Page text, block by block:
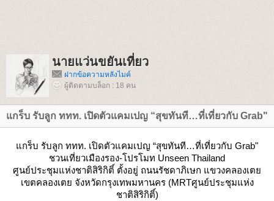
นายแว่นขยันเที่ยว
ฝากข้อความหลังไมค์
ผู้ติดตามบล็อก : 18 คน
กร็บ รับลูก ททท. เปิดตัวแคมเปญ “สุขทันที…ที่เที่ยวกับ Grab"
กร็บ รับลูก ททท. เปิดตัวแคมเปญ “สุขทันที…ที่เที่ยวกับ Grab"
ชวนเที่ยวเมืองรอง-โปรโมท Unseen Thailand
ศูนย์ประชุมแห่งชาติสิริกิติ์ ตั้งอยู่ ถนนรัชดาภิเษก แขวงคลองเต
เขตคลองเตย จังหวัดกรุงเทพมหานคร (MRTศูนย์ประชุมแห่ง
ชาติสิริกิติ์)